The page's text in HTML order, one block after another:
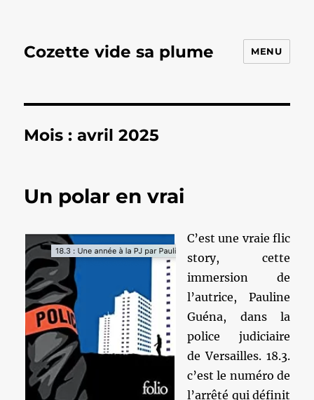
Cozette vide sa plume MENU
Mois :avril 2025
Un polar en vrai
C’est une vraie flic
story, cette
immersion de
l’autrice, Pauline
Guéna, dans la
police judiciaire
de Versailles. 18.3.
c’est le numéro de
l’arrêté qui définit